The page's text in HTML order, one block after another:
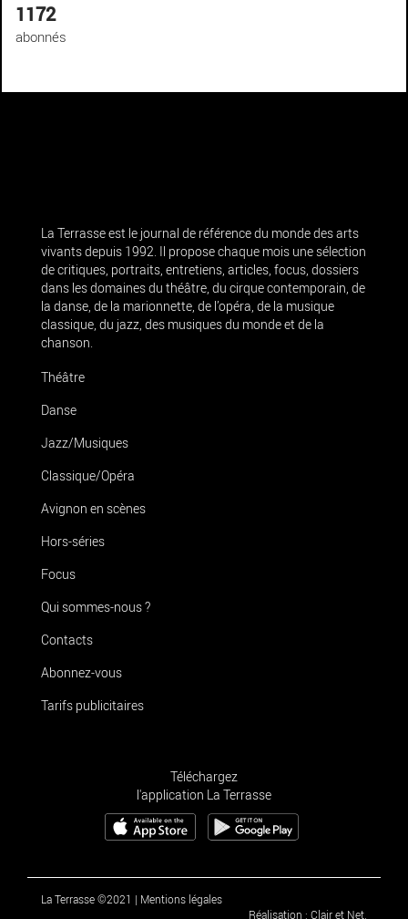
1172
abonnés
La Terrasse est le journal de référence du monde des arts
vivants depuis 1992. Il propose chaque mois une sélection
de critiques, portraits, entretiens, articles, focus, dossiers
dans les domaines du théâtre, du cirque contemporain, de
la danse, de la marionnette, de l’opéra, de la musique
classique, du jazz, des musiques du monde et de la
chanson.
Théâtre
Danse
Jazz/Musiques
Classique/Opéra
Avignon en scènes
Hors-séries
Focus
Qui sommes-nous ?
Contacts
Abonnez-vous
Tarifs publicitaires
Téléchargez
l'application La Terrasse
La Terrasse ©2021 | Mentions légales
Réalisation : Clair et Net.